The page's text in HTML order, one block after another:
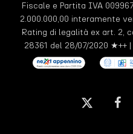
Fiscale e Partita IVA
2.000.000,00 interamente
Rating di legalità ex art. 2,
28361 del 28/07/2020 ★++ |
x-